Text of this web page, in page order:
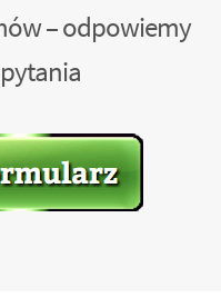
– odpowiemy